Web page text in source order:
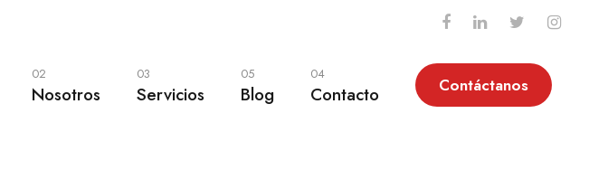
02
Nosotros
03
Servicios
05
Blog
04
Contacto Contáctanos